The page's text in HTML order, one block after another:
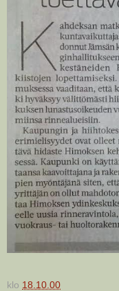
klo 18.10.00